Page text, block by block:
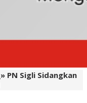
» PN Sigli Sidangkan